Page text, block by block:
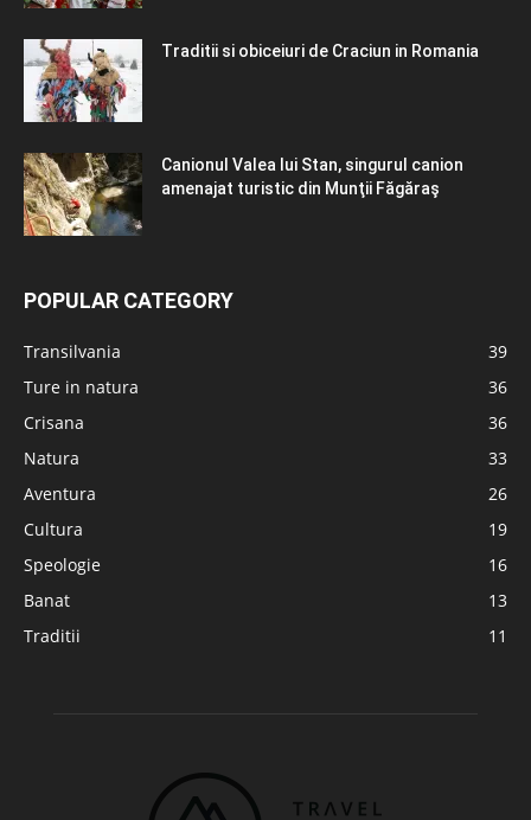
Traditii si obiceiuri de Craciun in Romania
Canionul Valea lui Stan, singurul canion
amenajat turistic din Munţii Făgăraş
POPULAR CATEGORY
Transilvania
39
Ture in natura
36
Crisana
36
Natura
33
Aventura
26
Cultura
19
Speologie
16
Banat
13
Traditii
11